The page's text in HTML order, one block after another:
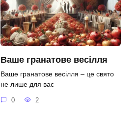
Ваше гранатове весілля
Ваше гранатове весілля – це свято
не лише для вас
0 2